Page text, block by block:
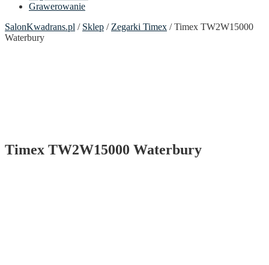
Grawerowanie
SalonKwadrans.pl / Sklep / Zegarki Timex / Timex TW2W15000
Waterbury
Timex TW2W15000 Waterbury